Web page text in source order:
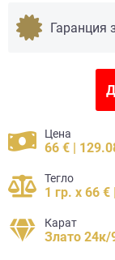
Гаранция
Цена
66 € |
Тегло
1 гр. x 66
Карат
Злато 24к/